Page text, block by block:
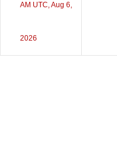
AM UTC, Aug 6,
2026